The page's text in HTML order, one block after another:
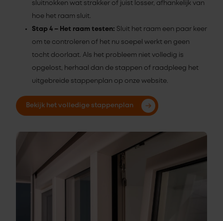
sluitnokken wat strakker of juist losser, afhankelijk van
hoe het raam sluit.
Stap 4 – Het raam testen: Sluit het raam een paar keer
om te controleren of het nu soepel werkt en geen
tocht doorlaat. Als het probleem niet volledig is
opgelost, herhaal dan de stappen of raadpleeg het
uitgebreide stappenplan op onze website.
Bekijk het volledige stappenplan